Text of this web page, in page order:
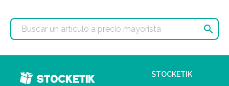

STOCKETIK